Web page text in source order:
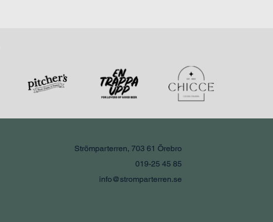
Strömparterren, 703 61 Örebro
019-25 45 85
info@stromparterren.se